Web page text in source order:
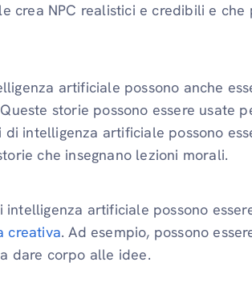
crea NPC realistici e credibili e che
artificiale possono anche
storie possono essere usate
di intelligenza artificiale possono
che insegnano lezioni morali.
intelligenza artificiale possono
creativa. Ad esempio, possono
dare corpo alle idee.